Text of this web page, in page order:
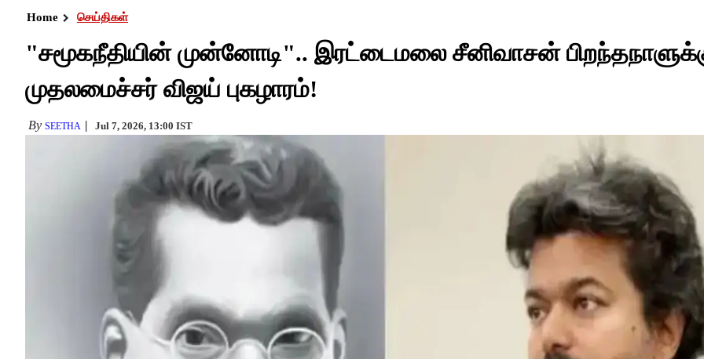
Home செய்திகள்
"சமூகநீதியின் முன்னோடி".. இரட்டைமலை சீனிவாசன்
முதலமைச்சர் விஜய் புகழாரம்!
By SEETHA Jul 7, 2026, 13:00 IST